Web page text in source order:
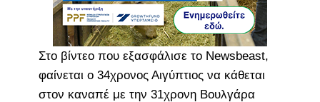
Στο βίντεο που εξασφάλισε το Newsbeast,
φαίνεται ο 34χρονος Αιγύπτιος να κάθεται
στον καναπέ με την 31χρονη Βουλγάρα